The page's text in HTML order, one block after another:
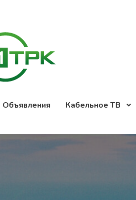
Объявления Кабельное ТВ